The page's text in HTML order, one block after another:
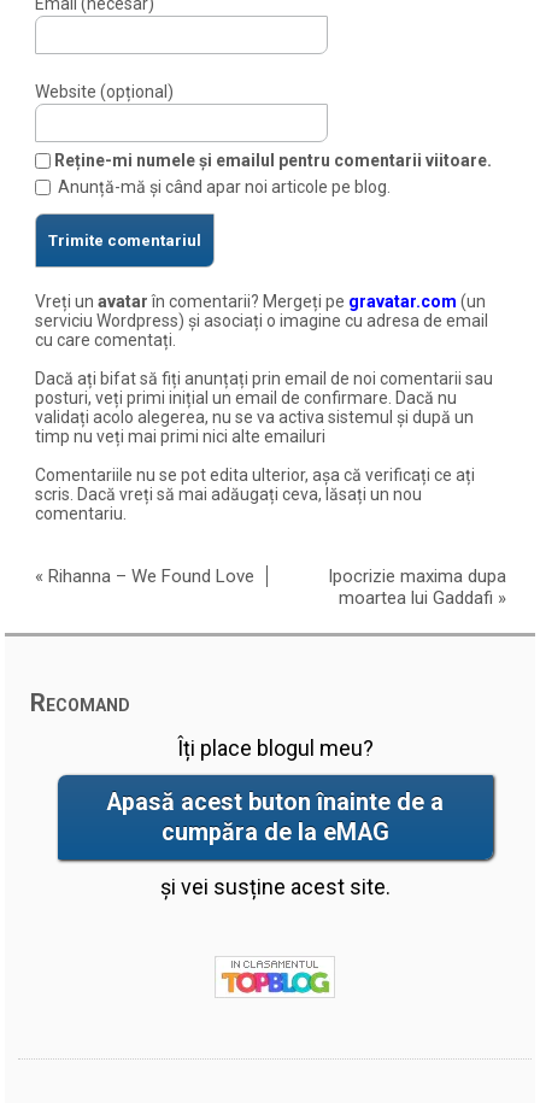
Website (opțional)
Reține-mi numele și emailul pentru comentarii viitoare.
Anunță-mă și când apar noi articole pe blog.
Vreți unavatarîn comentarii? Mergeți pe gravatar.com (un
serviciu Wordpress) și asociați o imagine cu adresa de email
cu care comentați.
Dacă ați bifat să fiți anunțați prin email de noi comentarii sau
posturi, veți primi inițial un email de confirmare. Dacă nu
validați acolo alegerea, nu se va activa sistemul și după un
timp nu veți mai primi nici alte emailuri
Comentariile nu se pot edita ulterior, așa că verificați ce ați
scris. Dacă vreți să mai adăugați ceva, lăsați un nou
comentariu.
«Rihanna – We Found Love
Ipocrizie maxima dupa
moartea lui Gaddafi »
Recomand
Îți place blogul meu?
Apasă acest buton înainte de a
cumpăra de la eMAG
și vei susține acest site.